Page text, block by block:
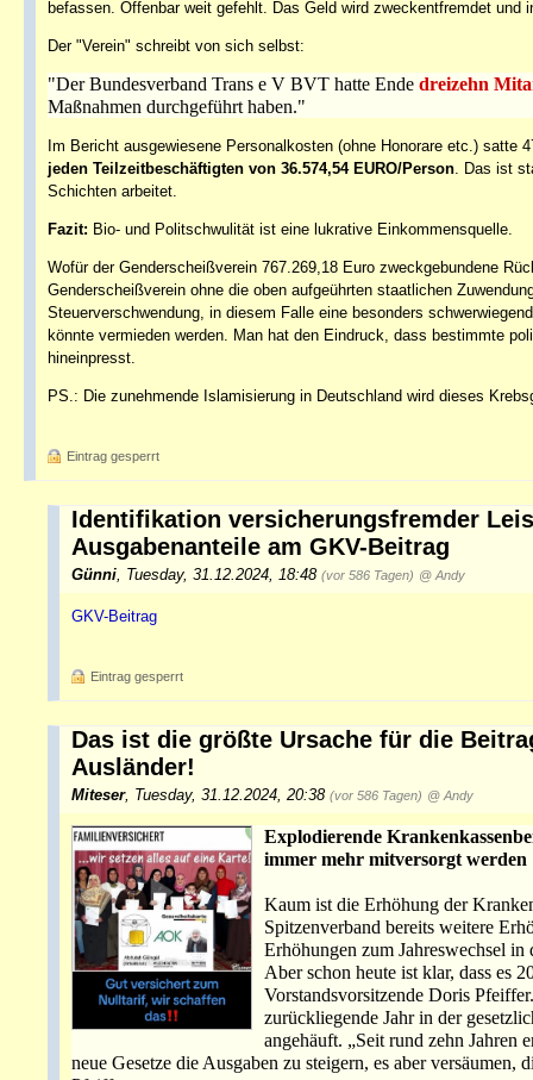
befassen. Offenbar weit gefehlt. Das Geld wird zweckentfremdet und
Der "Verein" schreibt von sich selbst:
"Der Bundesverband Trans e V BVT hatte Ende dreizehn
Maßnahmen durchgeführt haben."
Im Bericht ausgewiesene Personalkosten (ohne Honorare etc.)
jeden Teilzeitbeschäftigten von 36.574,54 EURO/Person . Das ist
Schichten arbeitet.
Fazit: Bio- und Politschwulität ist eine lukrative Einkommensquelle.
Wofür der Genderscheißverein 767.269,18 Euro zweckgebundene
Genderscheißverein ohne die oben aufgeührten staatlichen
Steuerverschwendung, in diesem Falle eine besonders
könnte vermieden werden. Man hat den Eindruck, dass bestimmte
hineinpresst.
PS.: Die zunehmende Islamisierung in Deutschland wird dieses
Eintrag gesperrt
Identifikation versicherungsfremder
Ausgabenanteile am GKV-Beitrag
Günni, Tuesday, 31.12.2024, 18:48 (vor 586 Tagen) @ Andy
GKV-Beitrag
Eintrag gesperrt
Das ist die größte Ursache für die
Ausländer!
Miteser, Tuesday, 31.12.2024, 20:38 (vor 586 Tagen) @ Andy
Explodierende
immer mehr mitversorgt werden
Kaum ist die Erhöhung der
Spitzenverband bereits weitere
Erhöhungen zum Jahreswechsel
Aber schon heute ist klar, dass es
Vorstandsvorsitzende Doris
zurückliegende Jahr in der
angehäuft. „Seit rund zehn Jahren
neue Gesetze die Ausgaben zu steigern, es aber